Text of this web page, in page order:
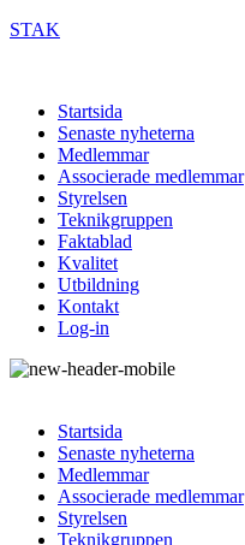
STAK
Startsida
Senaste nyheterna
Medlemmar
Associerade medlemmar
Styrelsen
Teknikgruppen
Faktablad
Kvalitet
Utbildning
Kontakt
Log-in
Startsida
Senaste nyheterna
Medlemmar
Associerade medlemmar
Styrelsen
Teknikgruppen